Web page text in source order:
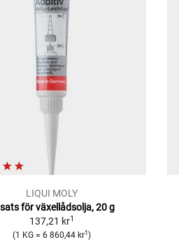
LIQUI MOLY
för växellådsolja, 20 g
137,21 kr1
(1 KG = 6 860,44 kr1 )